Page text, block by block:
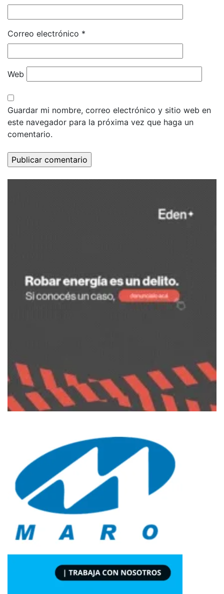
Correo electrónico *
Web
Guardar mi nombre, correo electrónico y sitio web en
este navegador para la próxima vez que haga un
comentario.